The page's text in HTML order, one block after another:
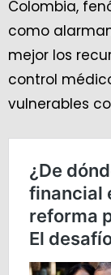
Colombia,
como
mejor los
control
vulnerables